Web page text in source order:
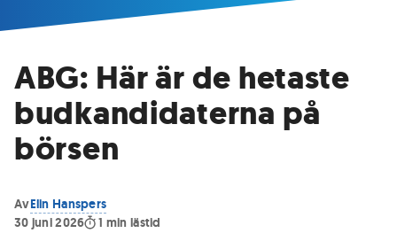
ABG: Här är de hetaste
budkandidaterna på
börsen
AvElin Hanspers
30 juni 2026
1 min lästid